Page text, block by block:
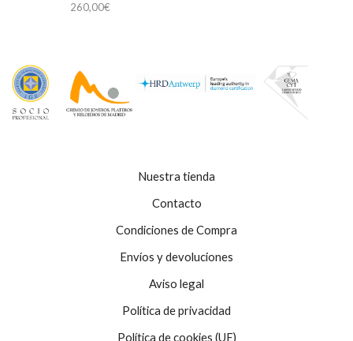
260,00€
Nuestra tienda
Contacto
Condiciones de Compra
Envíos y devoluciones
Aviso legal
Política de privacidad
Política de cookies (UE)